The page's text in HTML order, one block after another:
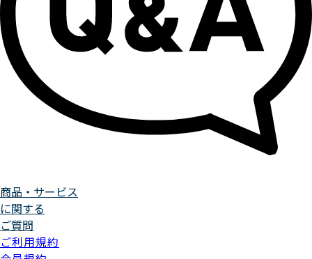
商品・サービス
に関する
ご質問
ご利用規約